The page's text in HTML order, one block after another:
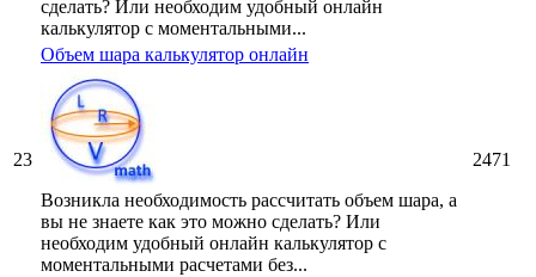
сделать? Или необходим удобный онлайн
калькулятор с моментальными...
23
Объем шара калькулятор онлайн
Возникла необходимость рассчитать объем шара, а
вы не знаете как это можно сделать? Или
необходим удобный онлайн калькулятор с
моментальными расчетами без...
2471